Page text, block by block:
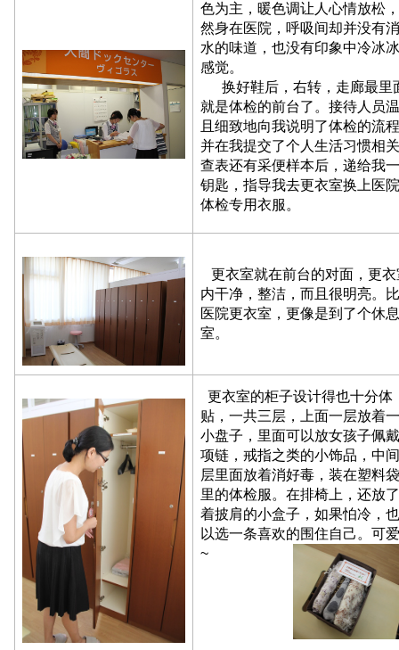
色为主，暖色调让人心情放松
然身在医院，呼吸间却并没有
水的味道，也没有印象中冷冰
感觉。
换好鞋后，右转，走廊最里
就是体检的前台了。接待人员
且细致地向我说明了体检的流
并在我提交了个人生活习惯相
查表还有采便样本后，递给我
钥匙，指导我去更衣室换上医
体检专用衣服。
更衣室就在前台的对面，更衣
内干净，整洁，而且很明亮。
医院更衣室，更像是到了个休息
室。
更衣室的柜子设计得也十分体
贴，一共三层，上面一层放着
小盘子，里面可以放女孩子佩
项链，戒指之类的小饰品，中
层里面放着消好毒，装在塑料
里的体检服。在排椅上，还放
着披肩的小盒子，如果怕冷，
以选一条喜欢的围住自己。可
~